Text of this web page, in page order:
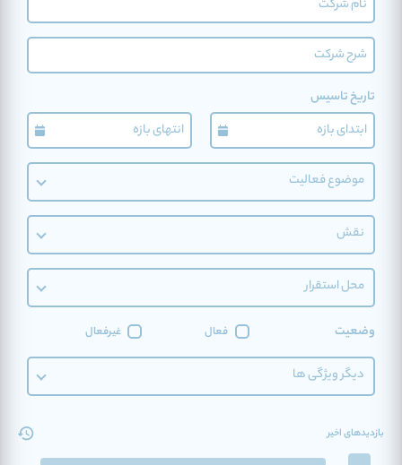
تاریخ تاسیس
موضوع فعالیت
نقش
محل استقرار
وضعیت فعال غیرفعال
دیگر ویژگی ها
بازدیدهای اخیر